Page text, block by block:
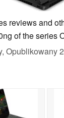
reviews and
of the series
Opublikowany